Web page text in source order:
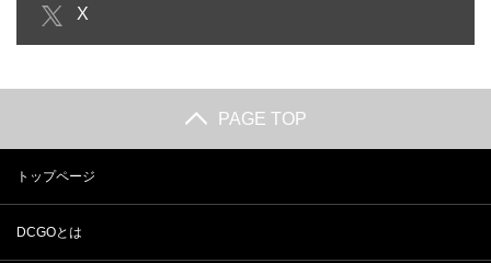
【３分トリップ編】３分で分か
る！世界の絶景スポット｜YO…
X
PAGE TOP
トップページ
DCGOとは